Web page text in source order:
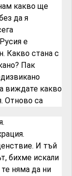
какво ще
да я
е
Какво стана с
Пак
виждате какво
Отново са
И тъй
бихме искали
няма да ни